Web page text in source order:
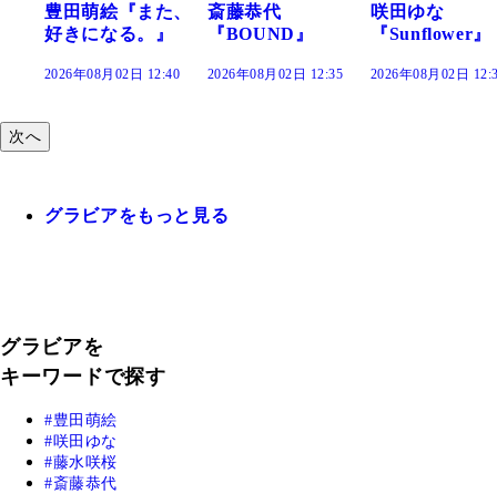
斎藤恭代
『BOUND』
2026年08月02日 12:35
咲田ゆな
『Sunflower』
2026年08月02日 12:30
藤水咲桜『花
だまり』
2026年08月02日
次へ
グラビアをもっと見る
グラビアを
キーワードで探す
豊田萌絵
咲田ゆな
藤水咲桜
斎藤恭代